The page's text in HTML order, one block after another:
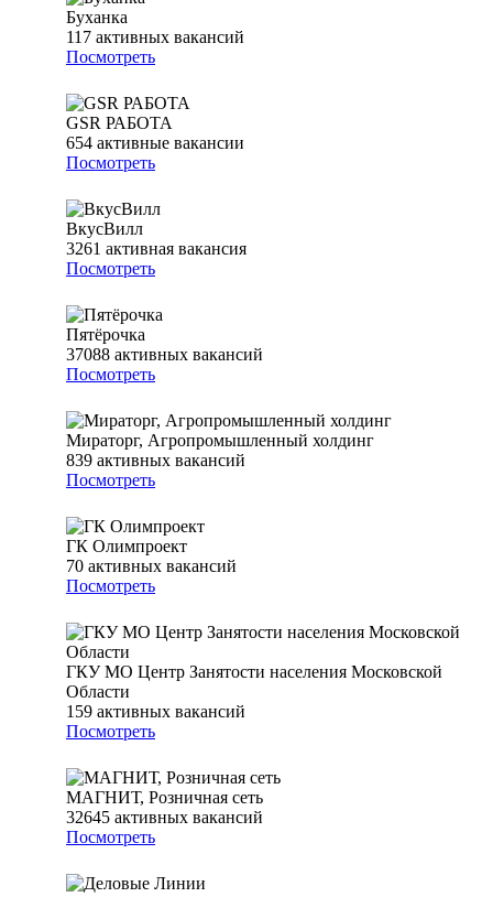
Буханка
117 активных вакансий
Посмотреть
GSR РАБОТА
654 активные вакансии
Посмотреть
ВкусВилл
3261 активная вакансия
Посмотреть
Пятёрочка
37088 активных вакансий
Посмотреть
Мираторг, Агропромышленный холдинг
839 активных вакансий
Посмотреть
ГК Олимпроект
70 активных вакансий
Посмотреть
ГКУ МО Центр Занятости населения Московской
Области
159 активных вакансий
Посмотреть
МАГНИТ, Розничная сеть
32645 активных вакансий
Посмотреть